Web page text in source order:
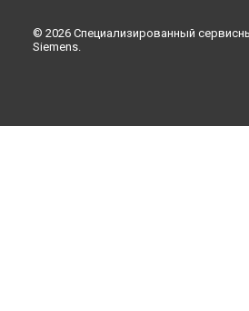
© 2026 Специализированный
Siemens.